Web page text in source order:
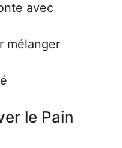
avec
mélanger
le Pain